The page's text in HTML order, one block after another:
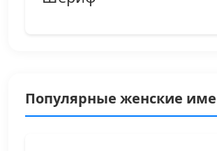
Популярные женские